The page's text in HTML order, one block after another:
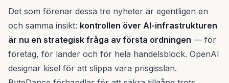
Det som förenar dessa tre nyheter är egentligen en
och samma insikt: kontrollen över AI-infrastrukturen
är nu en strategisk fråga av första ordningen — för
företag, för länder och för hela handelsblock. OpenAI
designar kisel för att slippa vara prisgisslan.